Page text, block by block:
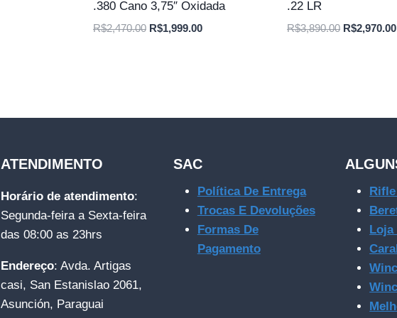
.380 Cano 3,75″ Oxidada
R$2,470.00 O
R$1,999.00O
.22 LR
R$3,890.00 O
R$2,970.00
ATENDIMENTO
Horário de atendimento:
Segunda-feira a Sexta-feira
das 08:00 as 23hrs
Endereço: Avda. Artigas
casi, San Estanislao 2061,
Asunción, Paraguai
SAC
Política De Entrega
Trocas E Devoluções
Formas De
Pagamento
Loja